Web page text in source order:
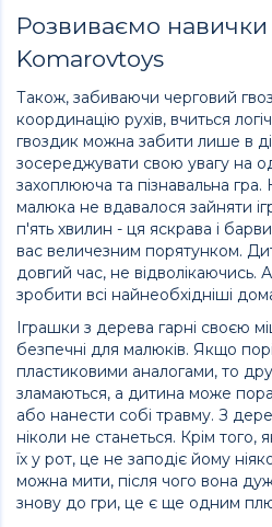
Розвиваємо навички
Komarovtoys
Також, забиваючи черговий
координацію рухів, вчиться
гвоздик можна забити лише в
зосереджувати свою увагу на
захоплююча та пізнавальна гра.
малюка не вдавалося зайняти
п'ять хвилин - ця яскрава і
вас величезним порятунком.
довгий час, не відволікаючись.
зробити всі найнеобхідніші
Іграшки з дерева гарні своєю
безпечні для малюків. Якщо
пластиковими аналогами, то
зламаються, а дитина може
або нанести собі травму. З
ніколи не станеться. Крім того,
їх у рот, це не заподіє йому
можна мити, після чого вона
знову до гри, це є ще одним